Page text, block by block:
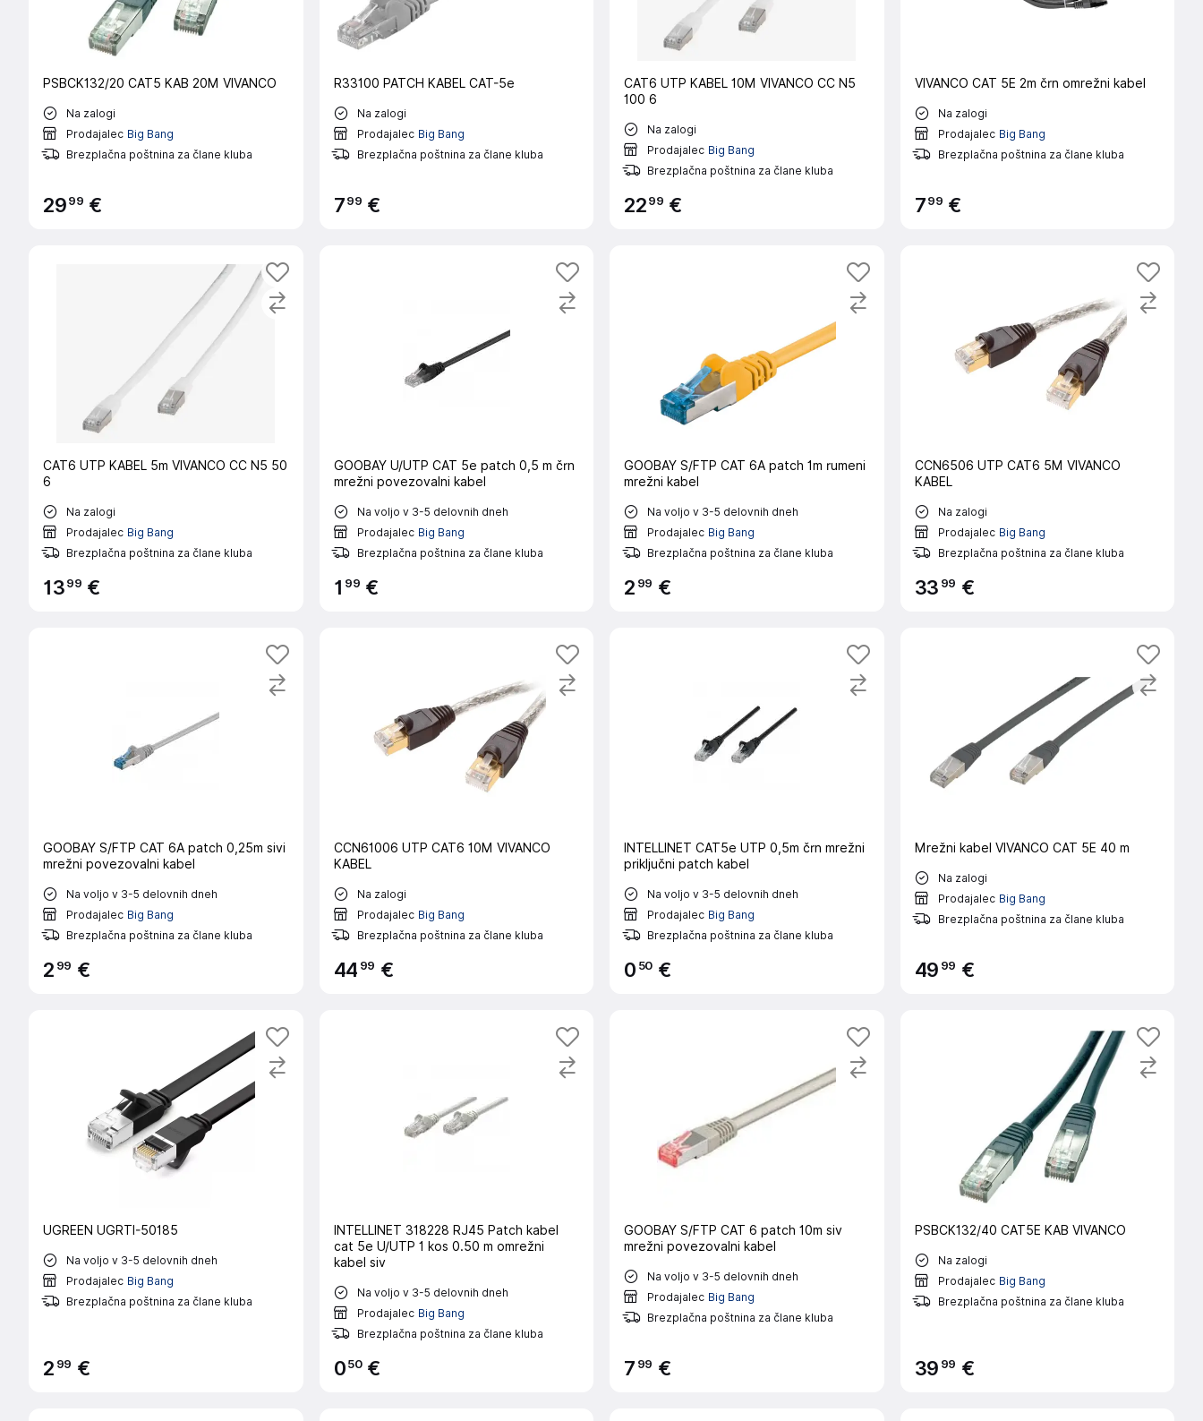
PSBCK132/20 CAT5 KAB 20M VIVANCO
Na zalogi
Prodajalec Big Bang
Brezplačna poštnina za člane kluba
2999 €
R33100 PATCH KABEL CAT-5e
Na zalogi
Prodajalec Big Bang
Brezplačna poštnina za člane kluba
799 €
CAT6 UTP KABEL 10M VIVANCO CC N5
100 6
Na zalogi
Prodajalec Big Bang
Brezplačna poštnina za člane kluba
2299 €
VIVANCO CAT 5E 2m črn omrežni kabel
Na zalogi
Prodajalec Big Bang
Brezplačna poštnina za člane kluba
799 €
CAT6 UTP KABEL 5m VIVANCO CC N5 50
6
Na zalogi
Prodajalec Big Bang
Brezplačna poštnina za člane kluba
1399 €
GOOBAY U/UTP CAT 5e patch 0,5 m črn
mrežni povezovalni kabel
Na voljo v 3-5 delovnih dneh
Prodajalec Big Bang
Brezplačna poštnina za člane kluba
1 99 €
GOOBAY S/FTP CAT 6A patch 1m rumeni
mrežni kabel
Na voljo v 3-5 delovnih dneh
Prodajalec Big Bang
Brezplačna poštnina za člane kluba
2 99 €
CCN6506 UTP CAT6 5M VIVANCO
KABEL
Na zalogi
Prodajalec Big Bang
Brezplačna poštnina za člane kluba
33 99 €
GOOBAY S/FTP CAT 6A patch 0,25m sivi
mrežni povezovalni kabel
Na voljo v 3-5 delovnih dneh
Prodajalec Big Bang
Brezplačna poštnina za člane kluba
2 99 €
CCN61006 UTP CAT6 10M VIVANCO
KABEL
Na zalogi
Prodajalec Big Bang
Brezplačna poštnina za člane kluba
44 99 €
INTELLINET CAT5e UTP 0,5m črn mrežni
priključni patch kabel
Na voljo v 3-5 delovnih dneh
Prodajalec Big Bang
Brezplačna poštnina za člane kluba
0 50 €
Mrežni kabel VIVANCO CAT 5E 40 m
Na zalogi
Prodajalec Big Bang
Brezplačna poštnina za člane kluba
49 99 €
UGREEN UGRTI-50185
Na voljo v 3-5 delovnih dneh
Prodajalec Big Bang
Brezplačna poštnina za člane kluba
2 99 €
INTELLINET 318228 RJ45 Patch kabel
cat 5e U/UTP 1 kos 0.50 m omrežni
kabel siv
Na voljo v 3-5 delovnih dneh
Prodajalec Big Bang
Brezplačna poštnina za člane kluba
050 €
GOOBAY S/FTP CAT 6 patch 10m siv
mrežni povezovalni kabel
Na voljo v 3-5 delovnih dneh
Prodajalec Big Bang
Brezplačna poštnina za člane kluba
7 99 €
PSBCK132/40 CAT5E KAB VIVANCO
Na zalogi
Prodajalec Big Bang
Brezplačna poštnina za člane kluba
39 99 €